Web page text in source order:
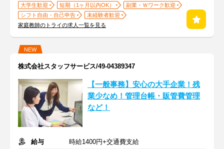
大学生歓迎 短期（1ヶ月以内OK）
副業・Ｗワーク歓迎
シフト自由・自己申告
未経験者歓迎
家庭教師のトライの求人一覧を見る
NEW
株式会社スタッフサービス/49-04389347
【一般事務】安心の大手企業！残
業少なめ！管理台帳・販管費管理
など！
給与
時給1400円+交通費支給